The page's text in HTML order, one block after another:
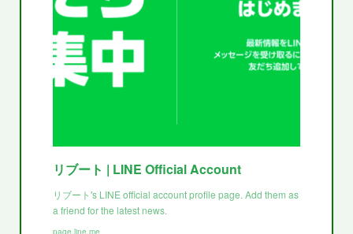
リブート | LINE Official Account
リブート's LINE official account profile page. Add them as
a friend for the latest news.